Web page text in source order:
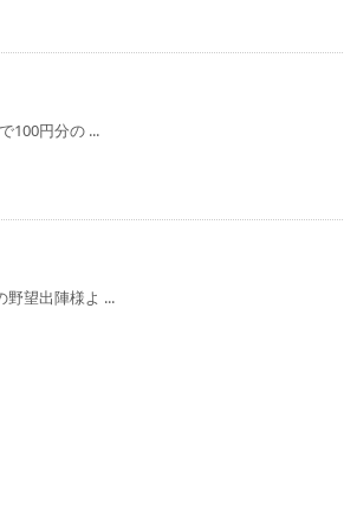
円分の ...
望出陣様よ ...